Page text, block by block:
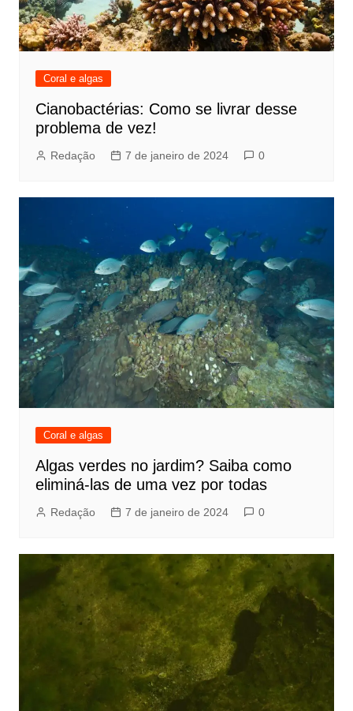
Coral e algas
Cianobactérias: Como se livrar desse
problema de vez!
Redação 7 de janeiro de 2024 0
Coral e algas
Algas verdes no jardim? Saiba como
eliminá-las de uma vez por todas
Redação 7 de janeiro de 2024 0